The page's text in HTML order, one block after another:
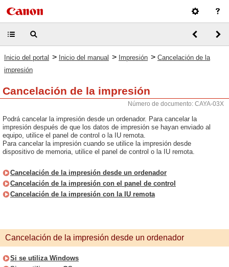
Inicio del portal > Inicio del manual > Impresión > Cancelación de la
impresión
Cancelación de la impresión
Número de documento: CAYA-03X
Podrá cancelar la impresión desde un ordenador. Para cancelar la
impresión después de que los datos de impresión se hayan enviado al
equipo, utilice el panel de control o la IU remota.
Para cancelar la impresión cuando se utilice la impresión desde
dispositivo de memoria, utilice el panel de control o la IU remota.
Cancelación de la impresión desde un ordenador
Cancelación de la impresión con el panel de control
Cancelación de la impresión con la IU remota
Cancelación de la impresión desde un ordenador
Si se utiliza Windows